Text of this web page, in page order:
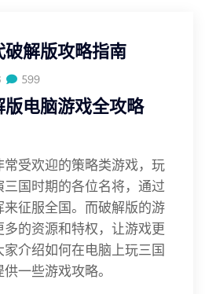
解版攻略指南
599
电脑游戏全攻略
常受欢迎的策略类游戏，玩
国时期的各位名将，通过
征服全国。而破解版的游
的资源和特权，让游戏更
介绍如何在电脑上玩三国
一些游戏攻略。